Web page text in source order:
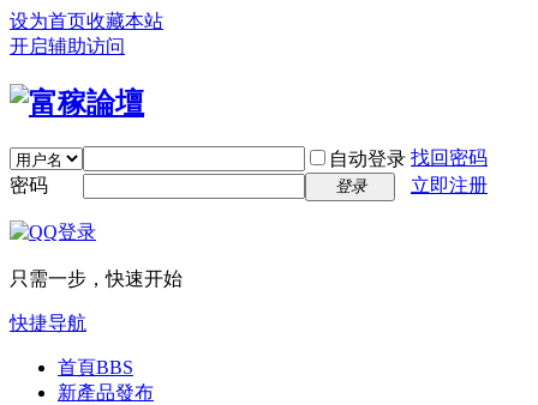
设为首页收藏本站
开启辅助访问
自动登录 找回密码
密码
登录 立即注册
只需一步，快速开始
快捷导航
首頁BBS
新產品發布